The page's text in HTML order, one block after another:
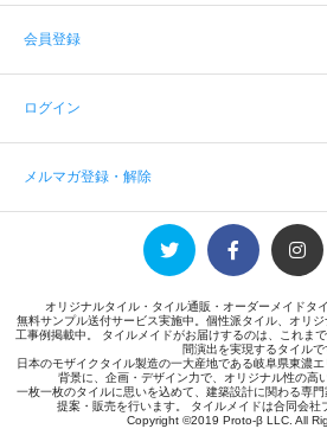
会員登録
ログイン
メルマガ登録・解除
オリジナルタイル・タイル通販・オーダーメイドタ
無料サンプル送付サービス実施中。個性派タイル、オリ
工事例掲載中。 タイルメイドがお届けするのは、これま
間演出を実現するタイルで
日本のモザイクタイル製造の一大産地である岐阜県東濃
背景に、企画・デザイン力で、オリジナル性の高
一枚一枚のタイルに思いを込めて、建築設計に関わる専
提案・販売を行います。 タイルメイドは合同会社
Copyright ©2019 Proto-β LLC. All